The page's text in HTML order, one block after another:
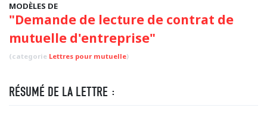
MODÈLES DE
"Demande de lecture de contrat de
mutuelle d'entreprise"
(categorie Lettres pour mutuelle)
RÉSUMÉ DE LA LETTRE :